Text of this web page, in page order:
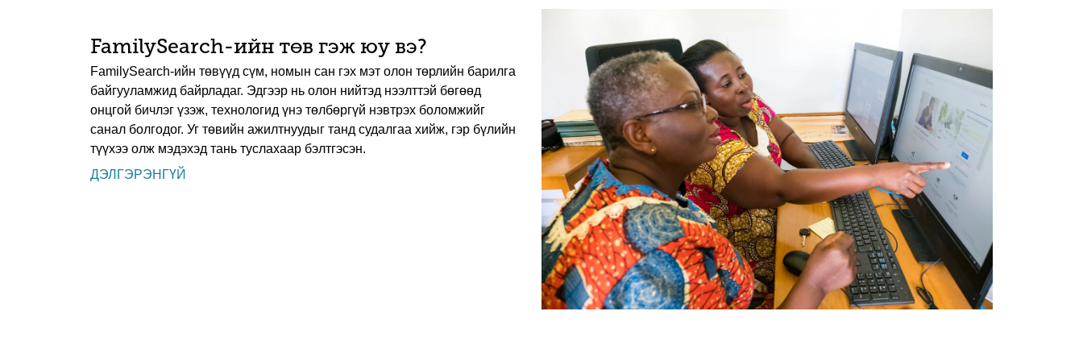
FamilySearch-ийн төв гэж юу вэ?
FamilySearch-ийн төвүүд сүм, номын сан гэх мэт олон төрлийн барилга
байгууламжид байрладаг. Эдгээр нь олон нийтэд нээлттэй бөгөөд
онцгой бичлэг үзэж, технологид үнэ төлбөргүй нэвтрэх боломжийг
санал болгодог. Уг төвийн ажилтнуудыг танд судалгаа хийж, гэр бүлийн
түүхээ олж мэдэхэд тань туслахаар бэлтгэсэн.
ДЭЛГЭРЭНГҮЙ